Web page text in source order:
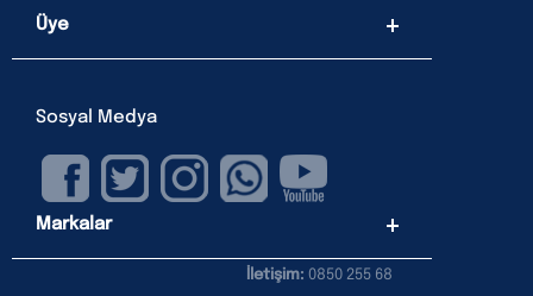
Üye
Sosyal Medya
Markalar
İletişim: 0850 255 68